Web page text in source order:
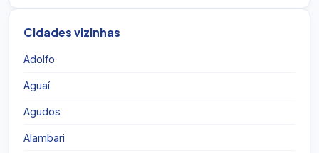
Cidades vizinhas
Adolfo
Aguaí
Agudos
Alambari